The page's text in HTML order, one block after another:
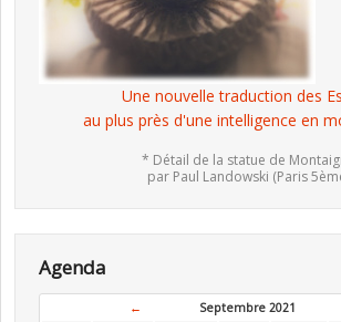
Une nouvelle traduction des
au plus près d'une intelligence en
* Détail de la statue de
par Paul Landowski (Paris
Agenda
← Septembre 2021